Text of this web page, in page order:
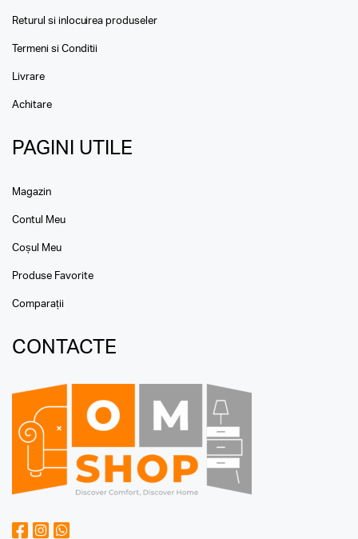
Returul si inlocuirea produseler
Termeni si Conditii
Livrare
Achitare
PAGINI UTILE
Magazin
Contul Meu
Coșul Meu
Produse Favorite
Comparații
CONTACTE